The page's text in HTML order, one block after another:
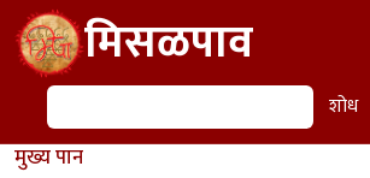
Skip to main contentमिसळपाव
शोध शोध
मुख्य पान